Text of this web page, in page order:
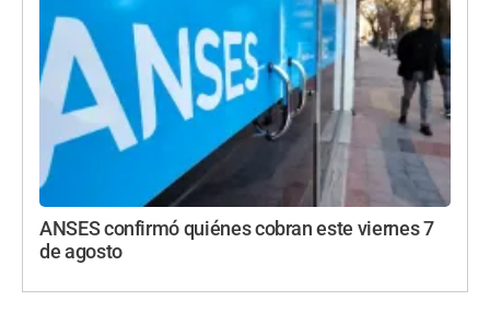
ANSES confirmó quiénes cobran este viernes 7
de agosto